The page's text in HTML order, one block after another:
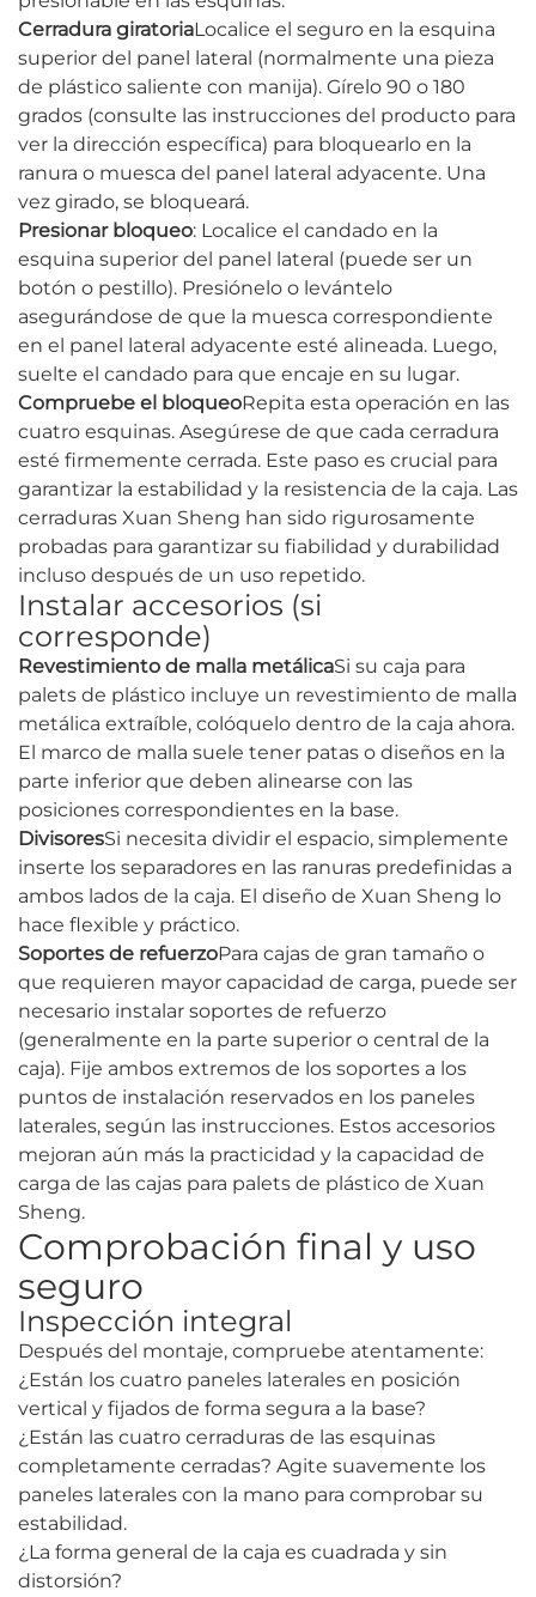
Cerradura giratoriaLocalice el seguro en la esquina
superior del panel lateral (normalmente una pieza
de plástico saliente con manija). Gírelo 90 o 180
grados (consulte las instrucciones del producto para
ver la dirección específica) para bloquearlo en la
ranura o muesca del panel lateral adyacente. Una
vez girado, se bloqueará.
Presionar bloqueo: Localice el candado en la
esquina superior del panel lateral (puede ser un
botón o pestillo). Presiónelo o levántelo
asegurándose de que la muesca correspondiente
en el panel lateral adyacente esté alineada. Luego,
suelte el candado para que encaje en su lugar.
Compruebe el bloqueoRepita esta operación en las
cuatro esquinas. Asegúrese de que cada cerradura
esté firmemente cerrada. Este paso es crucial para
garantizar la estabilidad y la resistencia de la caja. Las
cerraduras Xuan Sheng han sido rigurosamente
probadas para garantizar su fiabilidad y durabilidad
incluso después de un uso repetido.
Instalar accesorios (si
corresponde)
Revestimiento de malla metálicaSi su caja para
palets de plástico incluye un revestimiento de malla
metálica extraíble, colóquelo dentro de la caja ahora.
El marco de malla suele tener patas o diseños en la
parte inferior que deben alinearse con las
posiciones correspondientes en la base.
DivisoresSi necesita dividir el espacio, simplemente
inserte los separadores en las ranuras predefinidas a
ambos lados de la caja. El diseño de Xuan Sheng lo
hace flexible y práctico.
Soportes de refuerzoPara cajas de gran tamaño o
que requieren mayor capacidad de carga, puede ser
necesario instalar soportes de refuerzo
(generalmente en la parte superior o central de la
caja). Fije ambos extremos de los soportes a los
puntos de instalación reservados en los paneles
laterales, según las instrucciones. Estos accesorios
mejoran aún más la practicidad y la capacidad de
carga de las cajas para palets de plástico de Xuan
Sheng.
Comprobación final y uso
seguro
Inspección integral
Después del montaje, compruebe atentamente:
¿Están los cuatro paneles laterales en posición
vertical y fijados de forma segura a la base?
¿Están las cuatro cerraduras de las esquinas
completamente cerradas? Agite suavemente los
paneles laterales con la mano para comprobar su
estabilidad.
¿La forma general de la caja es cuadrada y sin
distorsión?